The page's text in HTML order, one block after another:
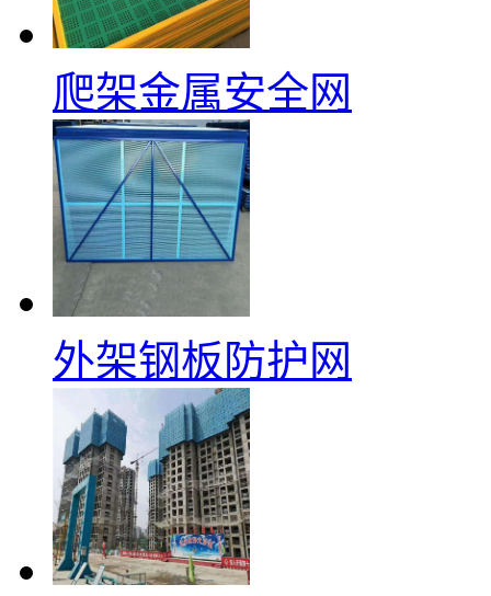
爬架金属安全网
外架钢板防护网